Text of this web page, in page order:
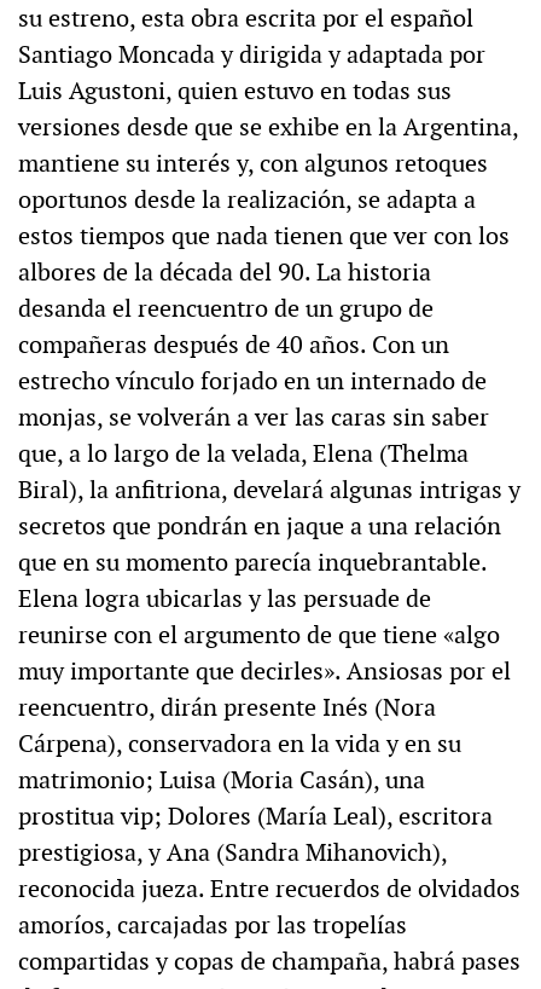
su estreno, esta obra escrita por el español
Santiago Moncada y dirigida y adaptada por
Luis Agustoni, quien estuvo en todas sus
versiones desde que se exhibe en la Argentina,
mantiene su interés y, con algunos retoques
oportunos desde la realización, se adapta a
estos tiempos que nada tienen que ver con los
albores de la década del 90. La historia
desanda el reencuentro de un grupo de
compañeras después de 40 años. Con un
estrecho vínculo forjado en un internado de
monjas, se volverán a ver las caras sin saber
que, a lo largo de la velada, Elena (Thelma
Biral), la anfitriona, develará algunas intrigas y
secretos que pondrán en jaque a una relación
que en su momento parecía inquebrantable.
Elena logra ubicarlas y las persuade de
reunirse con el argumento de que tiene «algo
muy importante que decirles». Ansiosas por el
reencuentro, dirán presente Inés (Nora
Cárpena), conservadora en la vida y en su
matrimonio; Luisa (Moria Casán), una
prostitua vip; Dolores (María Leal), escritora
prestigiosa, y Ana (Sandra Mihanovich),
reconocida jueza. Entre recuerdos de olvidados
amoríos, carcajadas por las tropelías
compartidas y copas de champaña, habrá pases